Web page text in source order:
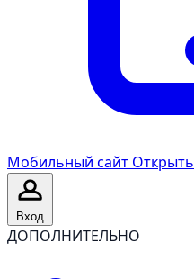
Мобильный сайт Открыть
Вход
ДОПОЛНИТЕЛЬНО